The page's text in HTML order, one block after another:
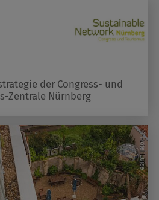
der Congress- und
Zentrale Nürnberg